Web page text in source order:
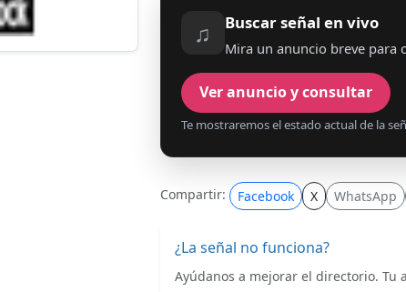
♫ Buscar señal en vivo
Mira un anuncio breve para
Ver anuncio y consultar
Te mostraremos el estado actual de la
Compartir: Facebook X WhatsApp
¿La señal no funciona?
Ayúdanos a mejorar el directorio. Tu